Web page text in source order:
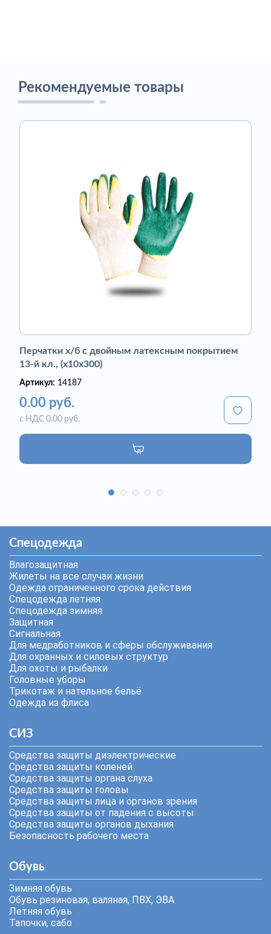
Рекомендуемые товары
Перчатки х/б с двойным латексным покрытием
13-й кл., (х10х300)
Артикул: 14187
0.00 руб.
с НДС 0.00 руб.
Спецодежда
Влагозащитная
Жилеты на все случаи жизни
Одежда ограниченного срока действия
Спецодежда летняя
Спецодежда зимняя
Защитная
Сигнальная
Для медработников и сферы обслуживания
Для охранных и силовых структур
Для охоты и рыбалки
Головные уборы
Трикотаж и нательное бельё
Одежда из флиса
СИЗ
Средства защиты диэлектрические
Средства защиты коленей
Средства защиты органа слуха
Средства защиты головы
Средства защиты лица и органов зрения
Средства защиты от падения с высоты
Средства защиты органов дыхания
Безопасность рабочего места
Обувь
Зимняя обувь
Обувь резиновая, валяная, ПВХ, ЭВА
Летняя обувь
Тапочки, сабо